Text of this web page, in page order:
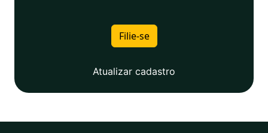
Filie-se
Atualizar cadastro